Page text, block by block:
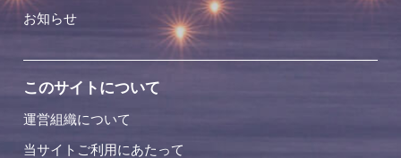
お知らせ
このサイトについて
運営組織について
当サイトご利用にあたって